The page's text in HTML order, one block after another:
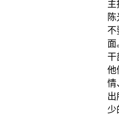
主
不
面
干
他
情
出
少